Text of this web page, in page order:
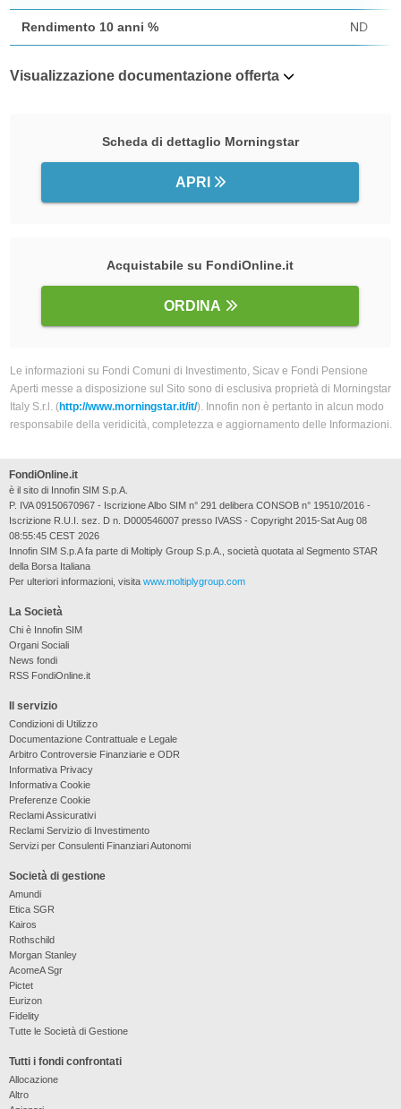
Rendimento 10 anni % ND
Visualizzazione documentazione offerta
Scheda di dettaglio Morningstar
APRI
Acquistabile su FondiOnline.it
ORDINA
Le informazioni su Fondi Comuni di Investimento, Sicav e Fondi Pensione
Aperti messe a disposizione sul Sito sono di esclusiva proprietà di Morningstar
Italy S.r.l. (http://www.morningstar.it/it/). Innofin non è pertanto in alcun modo
responsabile della veridicità, completezza e aggiornamento delle Informazioni.
La Società
Chi è Innofin SIM
Organi Sociali
News fondi
RSS FondiOnline.it
Il servizio
Condizioni di Utilizzo
Documentazione Contrattuale e Legale
Arbitro Controversie Finanziarie e ODR
Informativa Privacy
Informativa Cookie
Preferenze Cookie
Reclami Assicurativi
Reclami Servizio di Investimento
Servizi per Consulenti Finanziari Autonomi
Società di gestione
Amundi
Etica SGR
Kairos
Rothschild
Morgan Stanley
AcomeA Sgr
Pictet
Eurizon
Fidelity
Tutte le Società di Gestione
Tutti i fondi confrontati
Allocazione
Altro
FondiOnline.it
è il sito di Innofin SIM S.p.A.
P. IVA 09150670967 - Iscrizione Albo SIM n° 291 delibera CONSOB n° 19510/2016 -
Iscrizione R.U.I. sez. D n. D000546007 presso IVASS - Copyright 2015-Sat Aug 08
08:55:45 CEST 2026
Innofin SIM S.p.A fa parte di Moltiply Group S.p.A., società quotata al Segmento STAR
della Borsa Italiana
Per ulteriori informazioni, visita www.moltiplygroup.com